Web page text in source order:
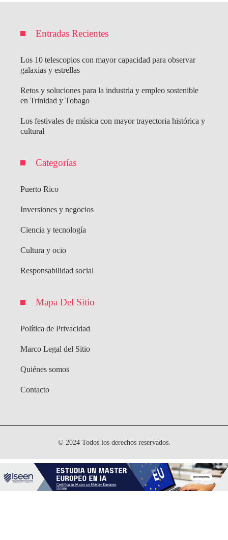
Entradas Recientes
Los 10 telescopios con mayor capacidad para observar
galaxias y estrellas
Retos y soluciones para la industria y empleo sostenible
en Trinidad y Tobago
Los festivales de música con mayor trayectoria histórica y
cultural
Categorías
Puerto Rico
Inversiones y negocios
Ciencia y tecnología
Cultura y ocio
Responsabilidad social
Mapa Del Sitio
Política de Privacidad
Marco Legal del Sitio
Quiénes somos
Contacto
© 2024 Todos los derechos reservados.